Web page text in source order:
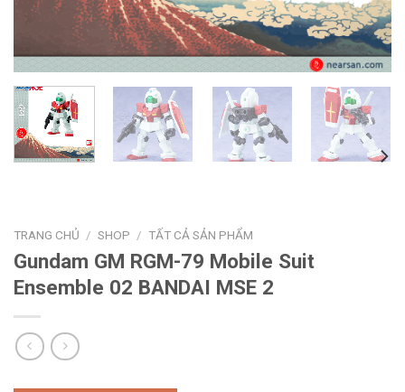
TRANG CHỦ / SHOP / TẤT CẢ SẢN PHẨM
Gundam GM RGM-79 Mobile Suit
Ensemble 02 BANDAI MSE 2